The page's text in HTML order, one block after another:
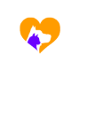
contenido